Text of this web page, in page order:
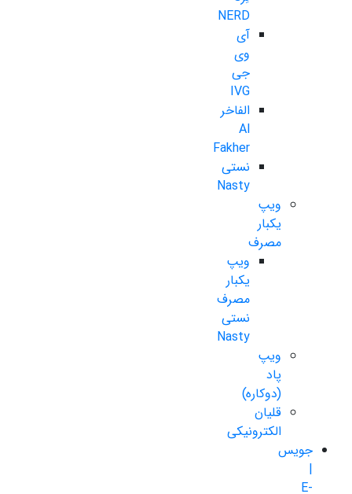
NERD
آی
وی
جی
IVG
الفاخر
Al
Fakher
نستی
Nasty
ویپ
یکبار
مصرف
ویپ
یکبار
مصرف
نستی
Nasty
ویپ
پاد
(دوکاره)
قلیان
الکترونیکی
جویس
|
E-